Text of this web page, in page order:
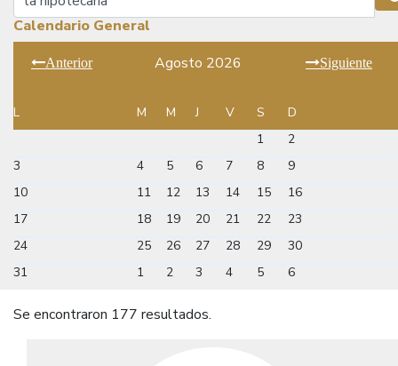
Calendario General
Anterior Agosto 2026 Siguiente
L M M J V S
D
1
2
3
4 5 6 7 8
9
10
11 12 13 14 15
16
17
18 19 20 21 22
23
24
25 26 27 28 29
30
31
1 2 3 4 5 6
Se encontraron 177 resultados.